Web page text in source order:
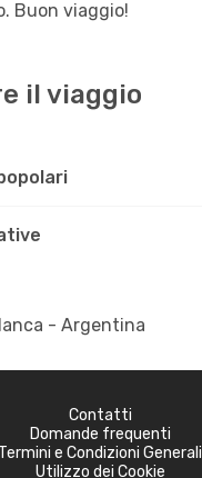
Buon viaggio!
il viaggio
- Argentina
Contatti
Domande frequenti
Termini e Condizioni Generali
Utilizzo dei Cookie